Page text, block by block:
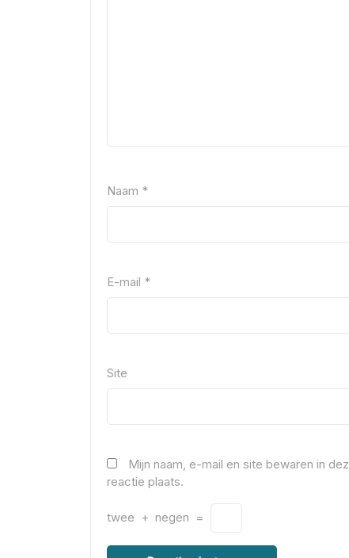
Naam *
E-mail *
Site
Mijn naam, e-mail en site bewaren in
reactie plaats.
twee + negen =